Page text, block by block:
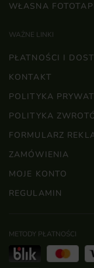
WŁASNA
WAŻNE LINKI
PŁATNOŚCI I
KONTAKT
POLITYKA
POLITYKA
FORMULARZ
ZAMÓWIENIA
MOJE KONTO
REGULAMIN
METODY PŁATNOŚCI